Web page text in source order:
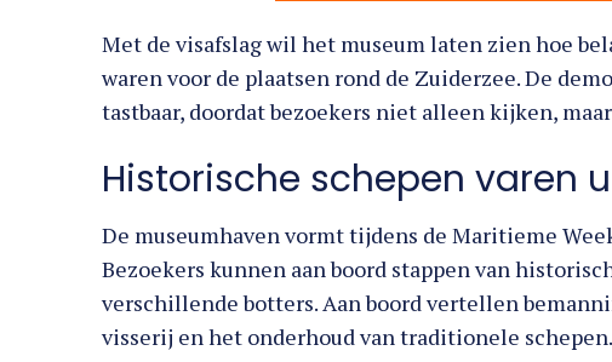
waren voor de plaatsen rond de Zuiderzee. De
tastbaar, doordat bezoekers niet alleen kijken,
Historische schepen varen
Bezoekers kunnen aan boord stappen van
verschillende botters. Aan boord vertellen
visserij en het onderhoud van traditionele schepen.